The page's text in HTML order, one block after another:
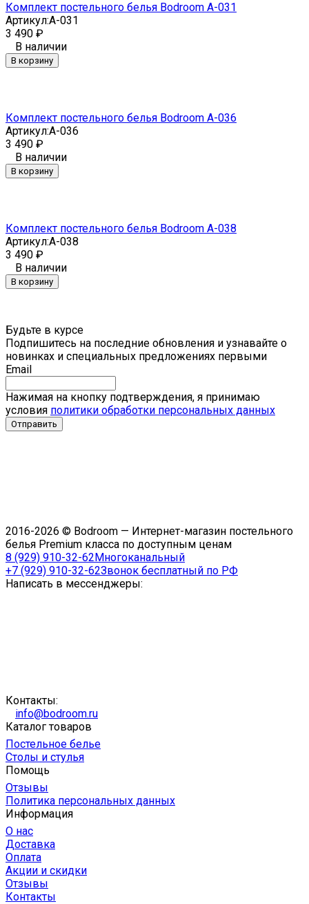
Комплект постельного белья Bodroom A-031
Артикул:A-031
3 490 ₽
В наличии
В корзину
Комплект постельного белья Bodroom A-036
Артикул:A-036
3 490 ₽
В наличии
В корзину
Комплект постельного белья Bodroom A-038
Артикул:A-038
3 490 ₽
В наличии
В корзину
Будьте в курсе
Подпишитесь на последние обновления и узнавайте о
новинках и специальных предложениях первыми
Email
Нажимая на кнопку подтверждения, я принимаю
условия политики обработки персональных данных
2016-2026 © Bodroom — Интернет-магазин постельного
белья Premium класса по доступным ценам
8 (929) 910-32-62 Многоканальный
+7 (929) 910-32-62Звонок бесплатный по РФ
Написать в мессенджеры:
Контакты:
info@bodroom.ru
Каталог товаров
Постельное белье
Столы и стулья
Помощь
Отзывы
Политика персональных данных
Информация
О нас
Доставка
Оплата
Акции и скидки
Отзывы
Контакты